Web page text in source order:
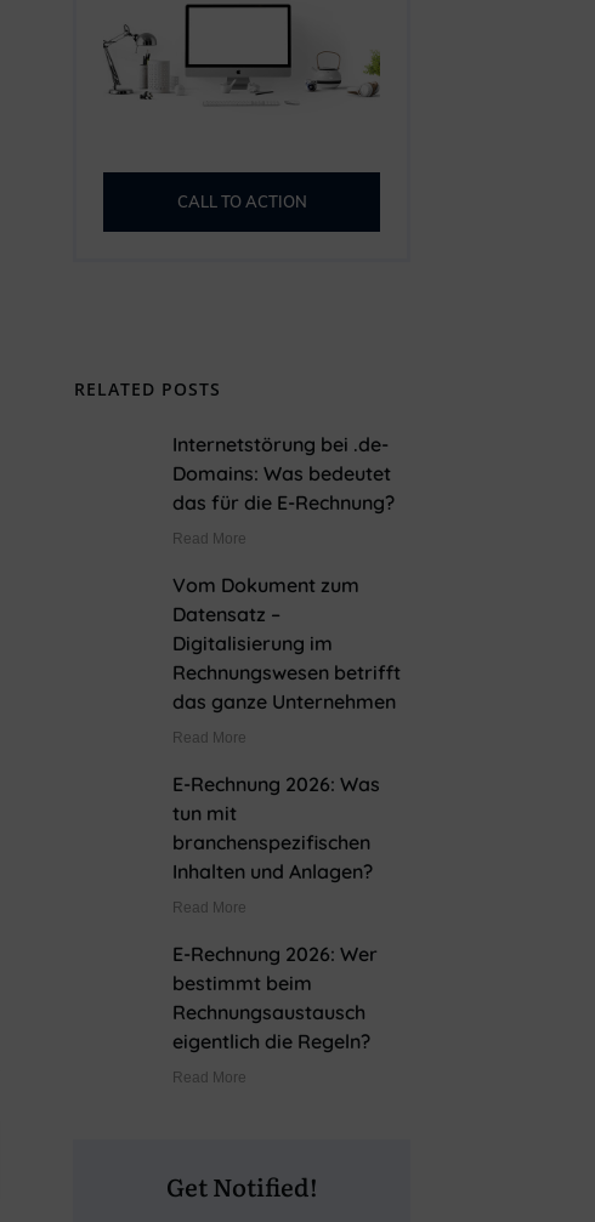
CALL TO ACTION
RELATED POSTS
Internetstörung bei .de-
Domains: Was bedeutet
das für die E-Rechnung?
Read More
Vom Dokument zum
Datensatz –
Digitalisierung im
Rechnungswesen betrifft
das ganze Unternehmen
Read More
E-Rechnung 2026: Was
tun mit
branchenspezifischen
Inhalten und Anlagen?
Read More
E-Rechnung 2026: Wer
bestimmt beim
Rechnungsaustausch
eigentlich die Regeln?
Read More
Get Notified!